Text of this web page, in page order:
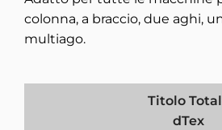
colonna, a braccio, due aghi,
multiago.
Titolo
dTex